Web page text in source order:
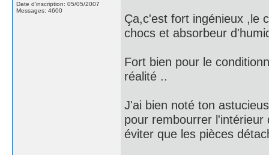
Date d'inscription: 05/05/2007
Messages: 4600
Ça,c'est fort ingénieux ,le
chocs et absorbeur
Fort bien pour le
réalité ..
J'ai bien noté ton
pour rembourrer
éviter que les pièces